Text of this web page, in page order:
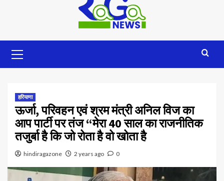
हरियाणा
ऊर्जा, परिवहन एवं श्रम मंत्री अनिल विज का
आप पार्टी पर तंज “मेरा 40 साल का राजनीतिक
तजुर्बा है कि जो रोता है वो खोता है
hindiragazone 2 years ago 0